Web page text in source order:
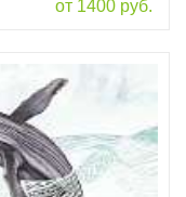
от 1400 руб.